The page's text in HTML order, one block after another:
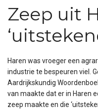
Zeep uit
Haren was vroeger een
industrie te bespeuren viel.
Aardrijkskundig
van maakte dat er in Haren
zeep maakte en die